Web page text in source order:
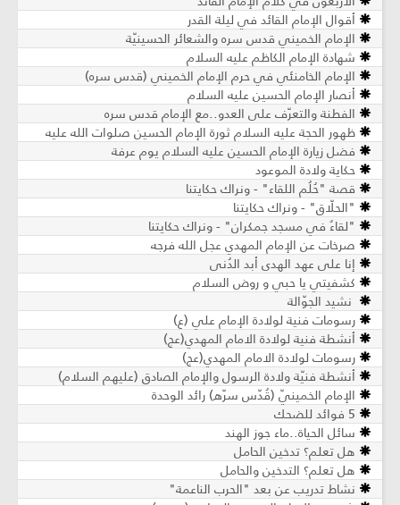
أقوال الإمام القائد في ليلة القدر
الإمام الخميني قدس سره والشعائر الحسينيّة
شهادة الإمام الكاظم عليه السلام
الإمام الخامنئي في حرم الإمام الخميني (قدس سره)
أنصار الإمام الحسين عليه السلام
الفطنة والتعرّف على العدو..مع الإمام قدس سره
ظهور الحجة عليه السلام ثورة الإمام الحسين صلوات الله عليه
فضل زيارة الإمام الحسين عليه السلام يوم عرفة
حكاية ولادة الموعود
قصة "حُلُم اللقاء" - ونراك حكايتنا
"الحلّاق" - ونراك حكايتنا
"لقاءٌ في مسجد جمكران" - ونراك حكايتنا
صرخات عن الإمام المهدي عجل الله فرجه
إنا على عهد الهدى أبد الدُنى
كشفيتي يا حبي و روض السلام
نشيد الجوّالة
رسومات فنية لولادة الإمام علي (ع)
أنشطة فنية لولادة الامام المهدي(عج)
رسومات لولادة الامام المهدي(عج)
أنشطة فنيّة ولادة الرسول والإمام الصادق (عليهم السلام)
الإمام الخمينيّ (قُدّس سرّه) رائد الوحدة
5 فوائد للضحك
سائل الحياة..ماء جوز الهند
هل تعلم؟ تدخين الحامل
هل تعلم؟ التدخين والحامل
نشاط تدريب عن بعد "الحرب الناعمة"